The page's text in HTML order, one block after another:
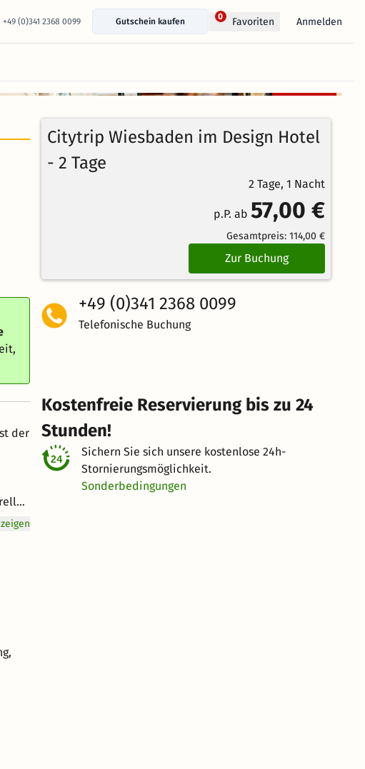
+49 (0)341 2368 0099 Gutschein kaufen
0 Favoriten Anmelden
100%
Bewertungen
4.9/5
stornierbar
der
Citytrip Wiesbaden im Design Hotel
- 2 Tage
2 Tage, 1 Nacht
p.P. ab 57,00 €
Gesamtpreis: 114,00 €
Zur Buchung
+49 (0)341 2368 0099
Telefonische Buchung
Kostenfreie Reservierung bis zu 24
Stunden!
Sichern Sie sich unsere kostenlose 24h-
Stornierungsmöglichkeit.
Sonderbedingungen